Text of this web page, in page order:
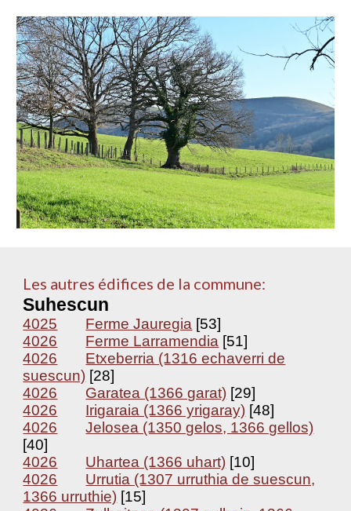
Les autres édifices de la commune:
Suhescun
4025 Ferme Jauregia [53]
4026
Ferme Larramendia [51]
4026
Etxeberria (1316 echaverri de
suescun) [28]
4026
Garatea (1366 garat) [29]
4026
Irigaraia (1366 yrigaray) [48]
4026
Jelosea (1350 gelos, 1366 gellos)
[40]
4026
Uhartea (1366 uhart) [10]
4026
Urrutia (1307 urruthia de suescun,
1366 urruthie) [15]